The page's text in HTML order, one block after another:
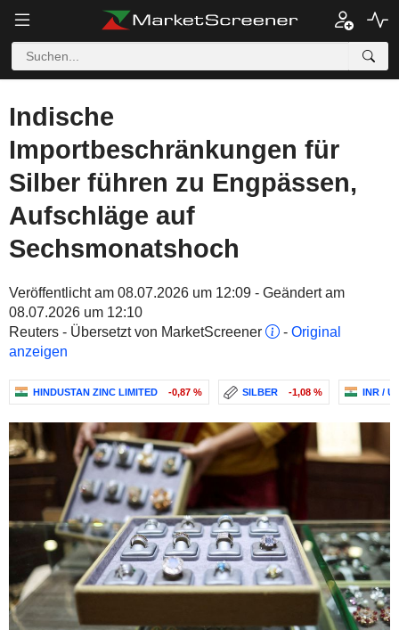
Indische
Importbeschränkungen für
Silber führen zu Engpässen,
Aufschläge auf
Sechsmonatshoch
Veröffentlicht am 08.07.2026 um 12:09 - Geändert am
08.07.2026 um 12:10
Reuters - Übersetzt von MarketScreener
- Original
anzeigen
HINDUSTAN ZINC LIMITED -0,87 % SILBER -1,08 % INR /